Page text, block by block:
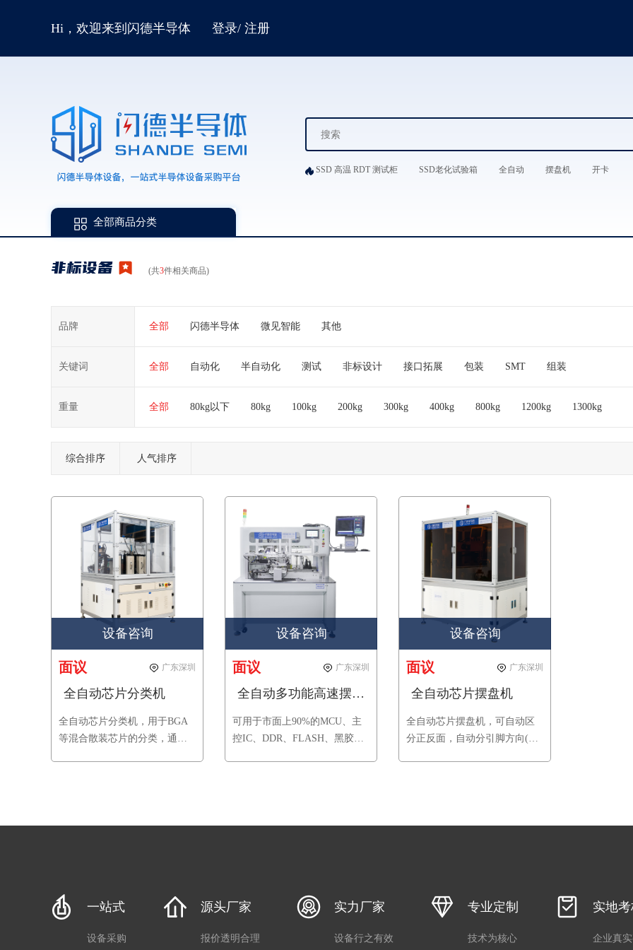
Hi，欢迎来到闪德半导体 登录/ 注册
SSD 高温 RDT 测试柜 SSD老化试验箱 全自动 摆盘机 开卡
全部商品分类
非标设备 (共3件相关商品)
品牌 全部 闪德半导体 微见智能 其他
关键词 全部 自动化 半自动化 测试 非标设计 接口拓展 包装 SMT 组装
重量 全部 80kg以下 80kg 100kg 200kg 300kg 400kg 800kg 1200kg 1300kg
综合排序 人气排序
设备咨询
面议 广东深圳
全自动芯片分类机
全自动芯片分类机，用于BGA
等混合散装芯片的分类，通过
等行业。
设备咨询
面议 广东深圳
全自动多功能高速摆盘机
可用于市面上90%的MCU、主
控IC、DDR、FLASH、黑胶体
机多功能摆盘工作。
设备咨询
面议 广东深圳
全自动芯片摆盘机
全自动芯片摆盘机，可自动区
分正反面，自动分引脚方向(字
通讯等行业，可一人管理多台
一站式
设备采购
源头厂家
报价透明合理
实力厂家
设备行之有效
专业定制
技术为核心
实地
企业真